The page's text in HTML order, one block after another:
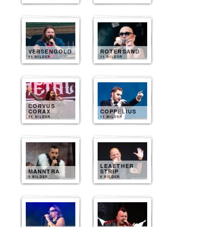
VERSENGOLD
11 BILDER
ROTERSAND
11 BILDER
CORVUS
CORAX
11 BILDER
COPPELIUS
11 BILDER
MANNTRA
9 BILDER
LEAETHER
STRIP
8 BILDER